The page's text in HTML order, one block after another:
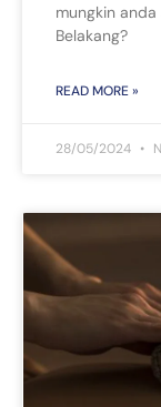
mungkin
Belakang?
READ MORE »
28/05/2024